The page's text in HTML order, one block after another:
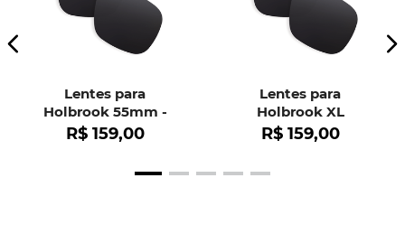
Lentes para
Holbrook 55mm -
OO9102
R$ 159,00
Lentes para
Holbrook XL
R$ 159,00